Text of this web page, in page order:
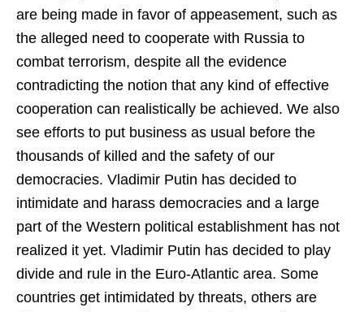
are being made in favor of appeasement, such as
the alleged need to cooperate with Russia to
combat terrorism, despite all the evidence
contradicting the notion that any kind of effective
cooperation can realistically be achieved. We also
see efforts to put business as usual before the
thousands of killed and the safety of our
democracies. Vladimir Putin has decided to
intimidate and harass democracies and a large
part of the Western political establishment has not
realized it yet. Vladimir Putin has decided to play
divide and rule in the Euro-Atlantic area. Some
countries get intimidated by threats, others are